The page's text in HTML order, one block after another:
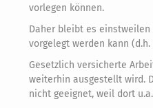
vorlegen können.
Daher bleibt es
vorgelegt werden kann
Gesetzlich versicherte
weiterhin ausgestellt wird.
nicht geeignet, weil dort